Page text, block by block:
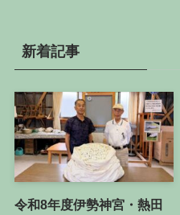
新着記事
令和8年度伊勢神宮・熱田